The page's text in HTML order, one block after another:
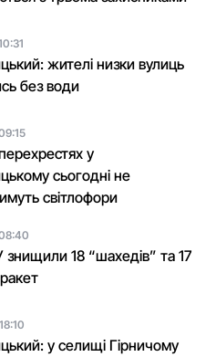
жителі низки вулиць
без води
у
сьогодні не
світлофори
знищили 18 “шахедів” та 17
у селищі Гірничому